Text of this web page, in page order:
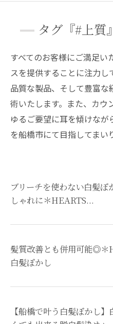
タグ『#上質
すべてのお客様にご満足い
スを提供することに注力
品質な製品、そして豊富
術いたします。また、カウ
ゆるご要望に耳を傾けなが
を船橋市にて目指してまい
ブリーチを使わない白髪ぼ
しゃれに＊HEARTS...
髪質改善とも併用可能◎＊
白髪ぼかし
【船橋で叶う白髪ぼかし